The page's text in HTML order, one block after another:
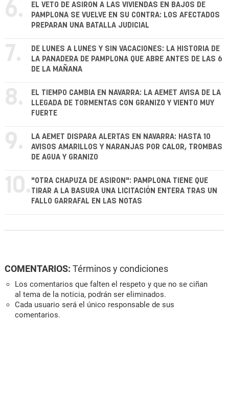
6.
EL VETO DE ASIRON A LAS VIVIENDAS EN BAJOS DE
PAMPLONA SE VUELVE EN SU CONTRA: LOS AFECTADOS
PREPARAN UNA BATALLA JUDICIAL
7.
DE LUNES A LUNES Y SIN VACACIONES: LA HISTORIA DE
LA PANADERA DE PAMPLONA QUE ABRE ANTES DE LAS 6
DE LA MAÑANA
8.
EL TIEMPO CAMBIA EN NAVARRA: LA AEMET AVISA DE LA
LLEGADA DE TORMENTAS CON GRANIZO Y VIENTO MUY
FUERTE
9.
LA AEMET DISPARA ALERTAS EN NAVARRA: HASTA 10
AVISOS AMARILLOS Y NARANJAS POR CALOR, TROMBAS
DE AGUA Y GRANIZO
10. "OTRA CHAPUZA DE ASIRON": PAMPLONA TIENE QUE
TIRAR A LA BASURA UNA LICITACIÓN ENTERA TRAS UN
FALLO GARRAFAL EN LAS NOTAS
COMENTARIOS: Términos y condiciones
Los comentarios que falten el respeto y que no se ciñan
al tema de la noticia, podrán ser eliminados.
Cada usuario será el único responsable de sus
comentarios.